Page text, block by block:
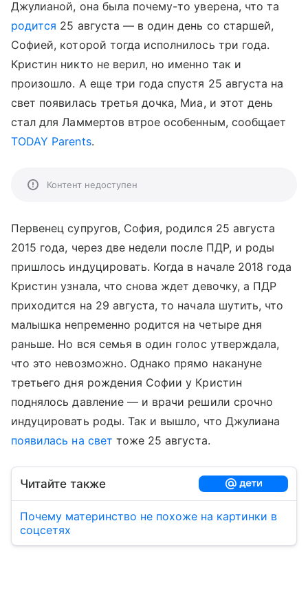
Джулианой, она была почему-то уверена, что та
родится 25 августа — в один день со старшей,
Софией, которой тогда исполнилось три года.
Кристин никто не верил, но именно так и
произошло. А еще три года спустя 25 августа на
свет появилась третья дочка, Миа, и этот день
стал для Ламмертов втрое особенным, сообщает
TODAY Parents.
Контент недоступен
Первенец супругов, София, родился 25 августа
2015 года, через две недели после ПДР, и роды
пришлось индуцировать. Когда в начале 2018 года
Кристин узнала, что снова ждет девочку, а ПДР
приходится на 29 августа, то начала шутить, что
малышка непременно родится на четыре дня
раньше. Но вся семья в один голос утверждала,
что это невозможно. Однако прямо накануне
третьего дня рождения Софии у Кристин
поднялось давление — и врачи решили срочно
индуцировать роды. Так и вышло, что Джулиана
появилась на свет тоже 25 августа.
Читайте также
Почему материнство не похоже на картинки в
соцсетях